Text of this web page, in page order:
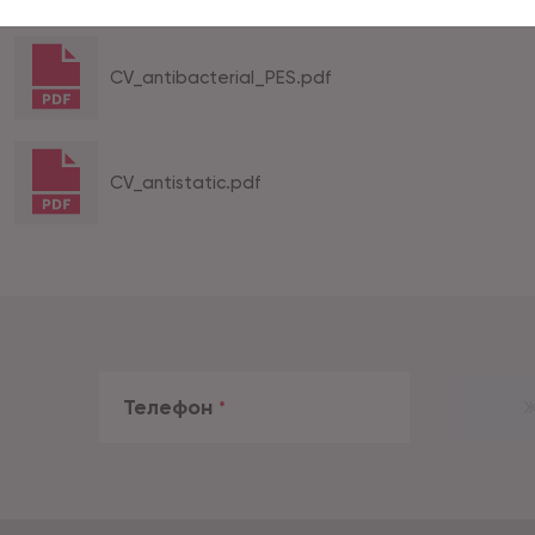
CV_antibacterial_PES.pdf
CV_antistatic.pdf
Телефон *